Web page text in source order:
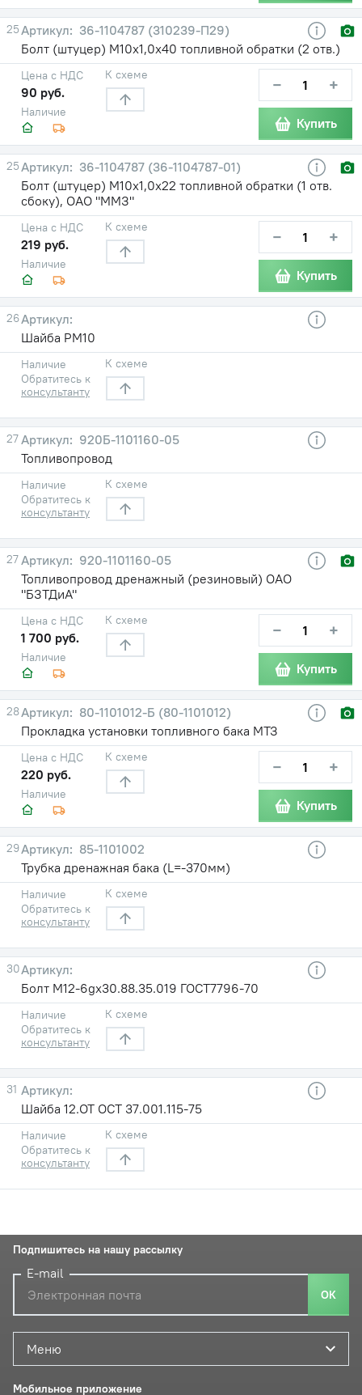
25
36-1104787 (310239-П29)
Болт (штуцер) М10х1,0х40 топливной обратки (2 отв.)
Наличие
Цена с НДС
90 руб.
К схеме − +
Купить
25
36-1104787 (36-1104787-01)
Болт (штуцер) М10х1,0х22 топливной обратки (1 отв.
сбоку), ОАО "ММЗ"
Наличие
Цена с НДС
219 руб.
К схеме − +
Купить
26
Шайба РМ10
Наличие
Обратитесь к
консультанту
К схеме
27
920Б-1101160-05
Топливопровод
Наличие
Обратитесь к
консультанту
К схеме
27
920-1101160-05
Топливопровод дренажный (резиновый) ОАО
"БЗТДиА"
Наличие
Цена с НДС
1 700 руб.
К схеме − +
Купить
28
80-1101012-Б (80-1101012)
Прокладка установки топливного бака МТЗ
Наличие
Цена с НДС
220 руб.
К схеме − +
Купить
29
85-1101002
Трубка дренажная бака (L=-370мм)
Наличие
Обратитесь к
консультанту
К схеме
30
Болт М12-6gх30.88.35.019 ГОСТ7796-70
Наличие
Обратитесь к
консультанту
К схеме
31
Шайба 12.ОТ ОСТ 37.001.115-75
Наличие
Обратитесь к
консультанту
К схеме
Меню
Мобильное приложение
Подпишитесь на нашу рассылку
E-mail
ОК